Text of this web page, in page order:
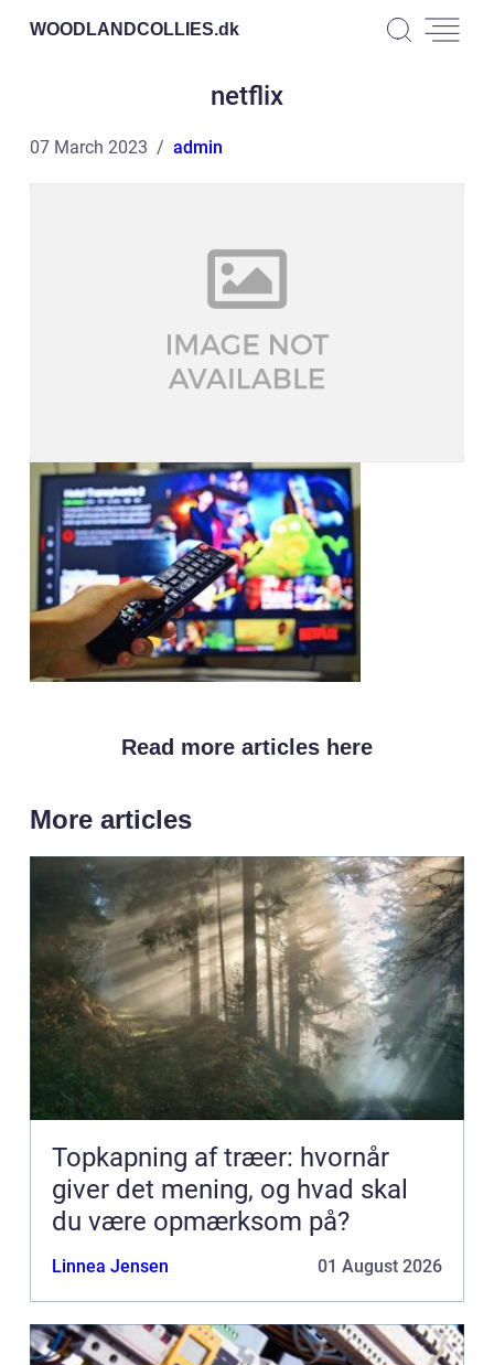
WOODLANDCOLLIES.dk
netflix
07 March 2023 admin
Read more articles here
More articles
Topkapning af træer: hvornår
giver det mening, og hvad skal
du være opmærksom på?
Linnea Jensen 01 August 2026